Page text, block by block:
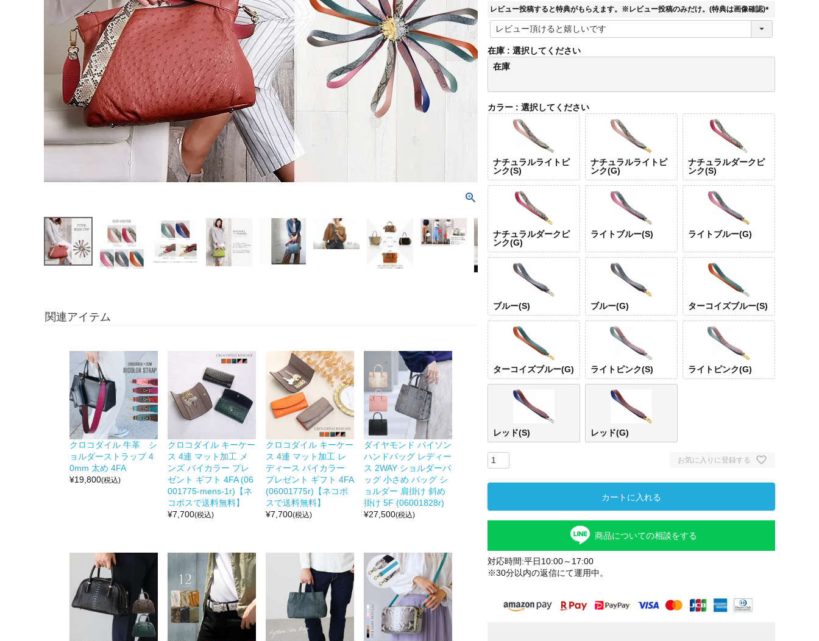
関連アイテム
クロコダイル 牛革 シ
ョルダーストラップ 4
0mm 太め 4FA
¥19,800(税込)
クロコダイル キーケー
ス 4連 マット加工 メ
ンズ バイカラー プレ
ゼント ギフト 4FA (06
001775-mens-1r)【ネ
コポスで送料無料】
¥7,700(税込)
クロコダイル キーケー
ス 4連 マット加工 レ
ディース バイカラー
プレゼント ギフト 4FA
(06001775r)【ネコポ
スで送料無料】
¥7,700(税込)
ダイヤモンド パイソン
ハンドバッグ レディー
ス 2WAY ショルダーバ
ッグ 小さめ バッグ シ
ョルダー 肩掛け 斜め
掛け 5F (06001828r)
¥27,500(税込)
須
レビュー投稿すると特典がもらえます。※レビュー投稿のみだけ。(特典は画像確認)
(
)
在庫
選択してください
在庫
カラー 選択してください
ナチュラルライトピ
ンク(S)
ナチュラルライトピ
ンク(G)
ナチュラルダークピ
ンク(S)
ナチュラルダークピ
ンク(G)
ライトブルー(S) ライトブルー(G)
ブルー(S) ブルー(G) ターコイズブルー(S)
ターコイズブルー(G) ライトピンク(S) ライトピンク(G)
レッド(S) レッド(G)
お気に入りに登録する
カートに入れる
商品についての相談をする
対応時間:平日10:00～17:00
※30分以内の返信にて運用中。